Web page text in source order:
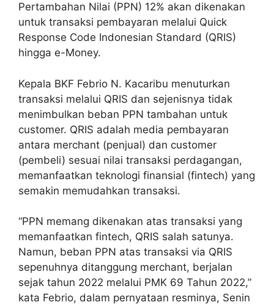
Pertambahan Nilai (PPN) 12% akan dikenakan
untuk transaksi pembayaran melalui Quick
Response Code Indonesian Standard (QRIS)
hingga e-Money.
Kepala BKF Febrio N. Kacaribu menuturkan
transaksi melalui QRIS dan sejenisnya tidak
menimbulkan beban PPN tambahan untuk
customer. QRIS adalah media pembayaran
antara merchant (penjual) dan customer
(pembeli) sesuai nilai transaksi perdagangan,
memanfaatkan teknologi finansial (fintech) yang
semakin memudahkan transaksi.
“PPN memang dikenakan atas transaksi yang
memanfaatkan fintech, QRIS salah satunya.
Namun, beban PPN atas transaksi via QRIS
sepenuhnya ditanggung merchant, berjalan
sejak tahun 2022 melalui PMK 69 Tahun 2022,”
kata Febrio, dalam pernyataan resminya, Senin